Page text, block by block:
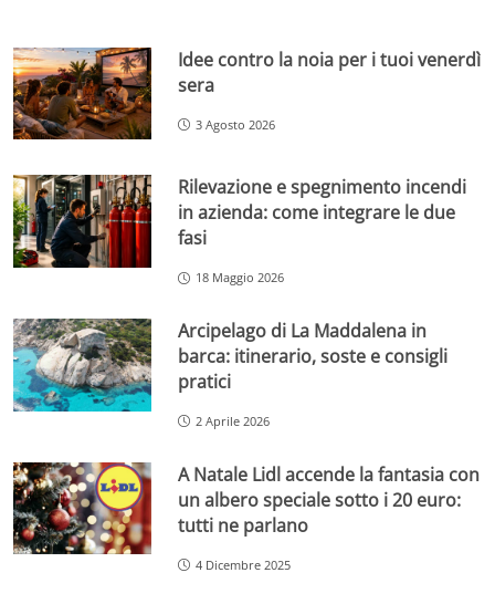
Idee contro la noia per i tuoi venerdì
sera
3 Agosto 2026
Rilevazione e spegnimento incendi
in azienda: come integrare le due
fasi
18 Maggio 2026
Arcipelago di La Maddalena in
barca: itinerario, soste e consigli
pratici
2 Aprile 2026
A Natale Lidl accende la fantasia con
un albero speciale sotto i 20 euro:
tutti ne parlano
4 Dicembre 2025